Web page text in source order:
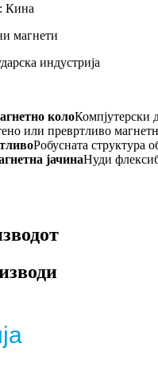
Кина
магнети
индустрија
колоКомпјутерски
или превртливо
Робусната структура
јачинаНуди